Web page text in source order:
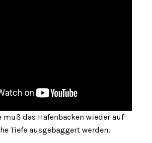
muß das Hafenbacken wieder auf
Tiefe ausgebaggert werden.